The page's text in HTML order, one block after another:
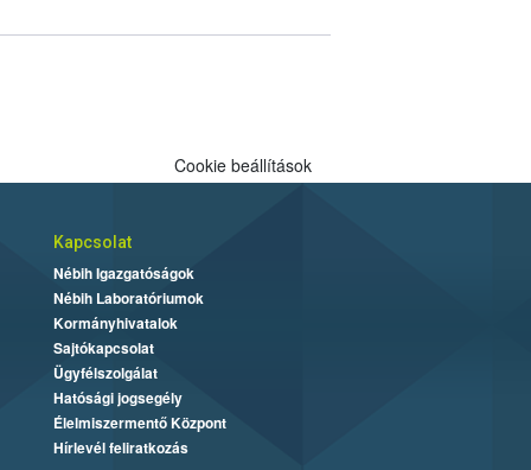
Cookie beállítások
Kapcsolat
Nébih Igazgatóságok
Nébih Laboratóriumok
Kormányhivatalok
Sajtókapcsolat
Ügyfélszolgálat
Hatósági jogsegély
Élelmiszermentő Központ
Hírlevél feliratkozás